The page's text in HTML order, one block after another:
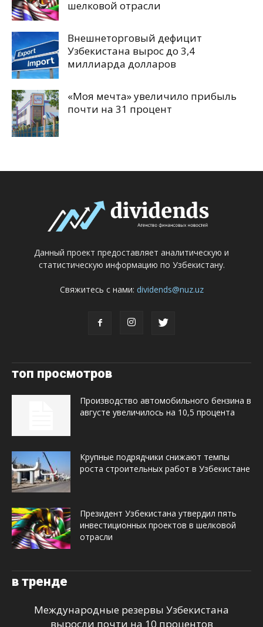
шелковой отрасли
Внешнеторговый дефицит
Узбекистана вырос до 3,4
миллиарда долларов
«Моя мечта» увеличило прибыль
почти на 31 процент
Данный проект предоставляет аналитическую и
статистическую информацию по Узбекистану.
Свяжитесь с нами: dividends@nuz.uz
топ просмотров
Производство автомобильного бензина в
августе увеличилось на 10,5 процента
Крупные подрядчики снижают темпы
роста строительных работ в Узбекистане
Президент Узбекистана утвердил пять
инвестиционных проектов в шелковой
отрасли
в тренде
Международные резервы Узбекистана
выросли почти на 10 процентов